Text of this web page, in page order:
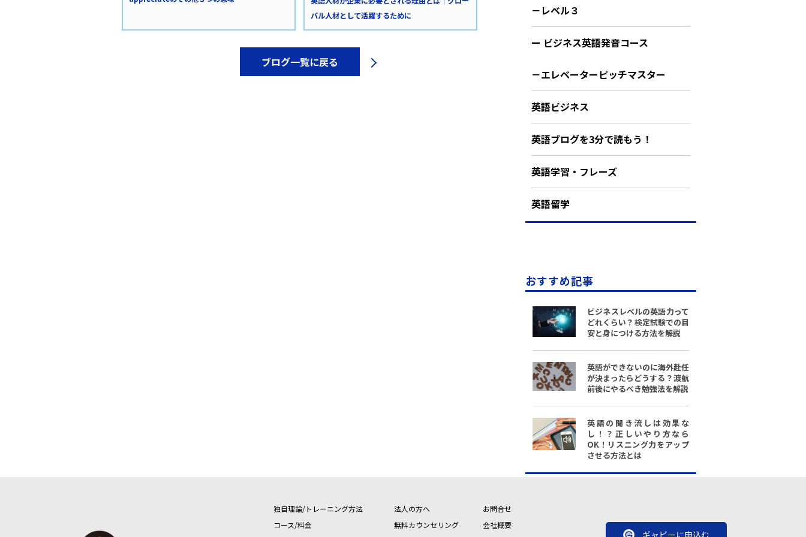
バル人材として活躍するために
ブログ一覧に戻る
－レベル３
ー ビジネス英語発音コース
－エレベーターピッチマスター
英語ビジネス
英語ブログを3分で読もう！
英語学習・フレーズ
英語留学
おすすめ記事
ビジネスレベルの英語力って
どれくらい？検定試験での目
安と身につける方法を解説
英語ができないのに海外赴任
が決まったらどうする？渡航
前後にやるべき勉強法を解説
英語の聞き流しは効果な
し！？正しいやり方なら
OK！リスニング力をアップ
させる方法とは
独自理論/トレーニング方法
コース/料金
法人の方へ
無料カウンセリング
お問合せ
会社概要